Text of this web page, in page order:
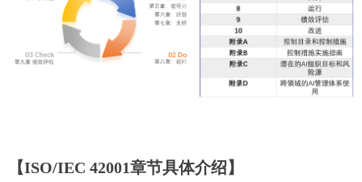
【ISO/IEC 42001章节具体介绍】